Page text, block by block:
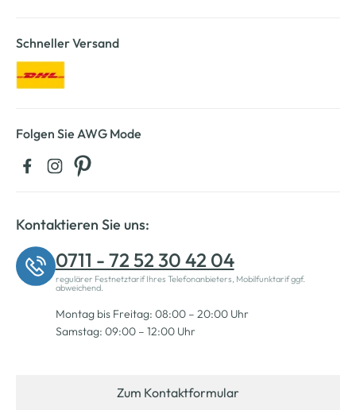
Schneller Versand
Folgen Sie AWG Mode
Kontaktieren Sie uns:
0711 - 72 52 30 42 04
regulärer Festnetztarif Ihres Telefonanbieters, Mobilfunktarif ggf.
abweichend.
Montag bis Freitag: 08:00 – 20:00 Uhr
Samstag: 09:00 – 12:00 Uhr
Zum Kontaktformular